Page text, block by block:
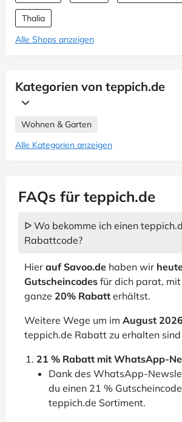
Thalia
Alle Shops anzeigen
Kategorien von teppich.de
Wohnen & Garten
Alle Kategorien anzeigen
FAQs für teppich.de
ᐅ Wo bekomme ich einen
Rabattcode?
Hier auf Savoo.de haben wir
Gutscheincodes für dich parat, mit
ganze 20% Rabatt erhältst.
Weitere Wege um im August 2026
teppich.de Rabatt zu erhalten
21 % Rabatt mit WhatsApp-
Dank des WhatsApp-
du einen 21 %
teppich.de Sortiment.